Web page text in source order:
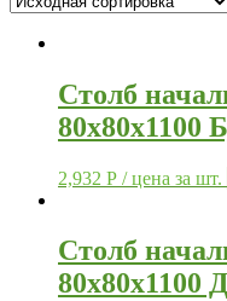
Столб
80х80х1100
2,932 Р / цена за шт.
Столб
80х80х1100